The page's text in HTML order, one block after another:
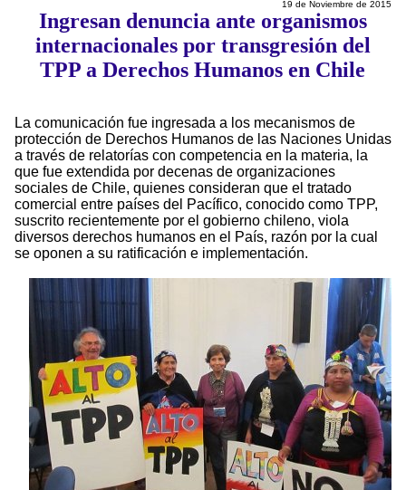
19 de Noviembre de 2015
Ingresan denuncia ante organismos
internacionales por transgresión del
TPP a Derechos Humanos en Chile
La comunicación fue ingresada a los mecanismos de
protección de Derechos Humanos de las Naciones Unidas
a través de relatorías con competencia en la materia, la
que fue extendida por decenas de organizaciones
sociales de Chile, quienes consideran que el tratado
comercial entre países del Pacífico, conocido como TPP,
suscrito recientemente por el gobierno chileno, viola
diversos derechos humanos en el País, razón por la cual
se oponen a su ratificación e implementación.